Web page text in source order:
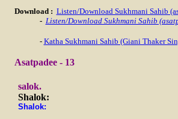
Download: Listen/Download Sukhmani Sahib
- Listen/Download Sukhmani Sahib
- Katha Sukhmani Sahib (Giani Thaker
Asatpadee - 13
salok.
Shalok:
Shalok: